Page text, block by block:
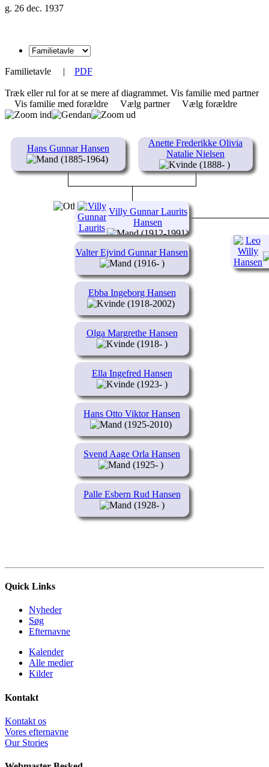
g. 26 dec. 1937
Familietavle | PDF
Træk eller rul for at se mere af diagrammet. Vis familie med partner
Vis familie med forældre
Vælg partner Vælg forældre
Hans Gunnar Hansen
(1885-1964)
Anette Frederikke Olivia
Natalie Nielsen
(1888- )
Valter Ejvind Gunnar Hansen
(1916- )
Ebba Ingeborg Hansen
(1918-2002)
Olga Margrethe Hansen
(1918- )
Ella Ingefred Hansen
(1923- )
Hans Otto Viktor Hansen
(1925-2010)
Svend Aage Orla Hansen
(1925- )
Palle Esbern Rud Hansen
(1928- )
Villy Gunnar Laurits
Hansen
(1912-1991)
Quick Links
Nyheder
Søg
Efternavne
Kalender
Alle medier
Kilder
Kontakt
Kontakt os
Vores efternavne
Our Stories